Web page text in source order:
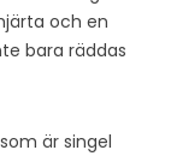
och en
bara räddas
är singel